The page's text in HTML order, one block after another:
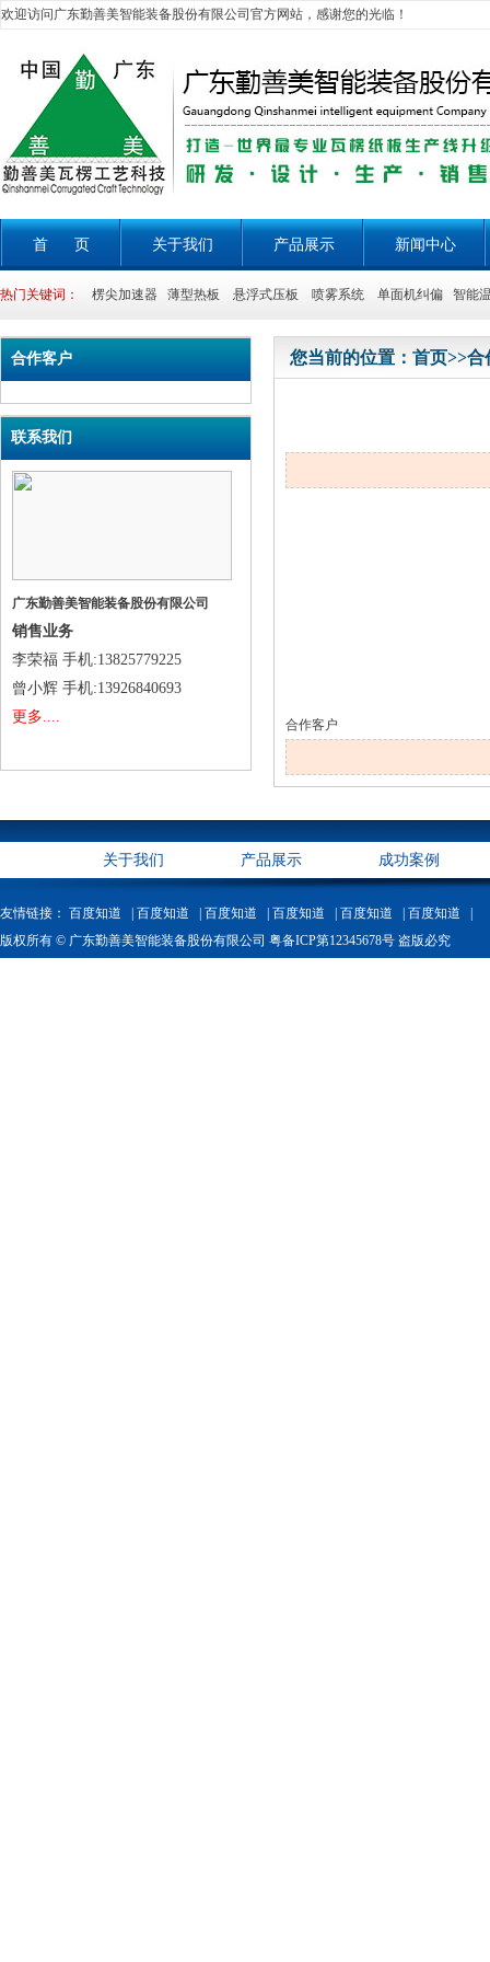
欢迎访问广东勤善美智能装备股份有限公司官方网站，感谢您的光临！
首 页 关于我们 产品展示 新闻中心
热门关键词： 楞尖加速器 薄型热板 悬浮式压板 喷雾系统 单面机纠偏 智能温
合作客户
联系我们
广东勤善美智能装备股份有限公司
销售业务
李荣福 手机:13825779225
曾小辉 手机:13926840693
更多....
您当前的位置： 首页>>合
合作客户
关于我们 产品展示 成功案例
友情链接： 百度知道 | 百度知道 | 百度知道 | 百度知道 | 百度知道 |
百度知道 |
版权所有 © 广东勤善美智能装备股份有限公司 粤备ICP第12345678号 盗版必究